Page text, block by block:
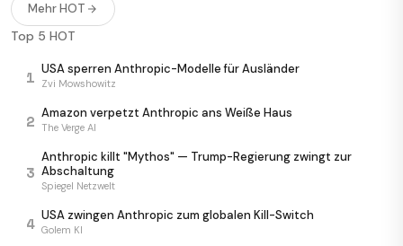
Anthropic zieht zwei Modelle nach 3 Tagen zurück
Latent Space
US-Regierung killt Anthropic-Modelle weltweit
US-Regierung zwingt Anthropic zur Modell-
Wired AI
Mehr HOT
Top 5 HOT
1 USA sperren Anthropic-Modelle für Ausländer
Zvi Mowshowitz
2 Amazon verpetzt Anthropic ans Weiße Haus
The Verge AI
3
Anthropic killt "Mythos" — Trump-Regierung zwingt zur
Abschaltung
Spiegel Netzwelt
4 USA zwingen Anthropic zum globalen Kill-Switch
Golem KI